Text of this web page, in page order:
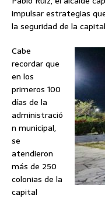
impulsar estrategias
la seguridad de la
Cabe
recordar que
en los
primeros 100
días de la
administració
n municipal,
se
atendieron
más de 250
colonias de la
capital